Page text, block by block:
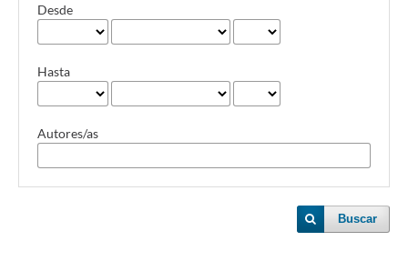
Desde
Hasta
Autores/as
Buscar